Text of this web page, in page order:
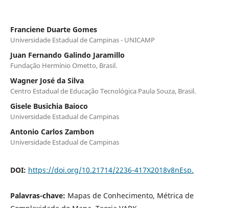
Franciene Duarte Gomes
Universidade Estadual de Campinas - UNICAMP
Juan Fernando Galindo Jaramillo
Fundação Hermínio Ometto, Brasil.
Wagner José da Silva
Centro Estadual de Educação Tecnológica Paula Souza, Brasil.
Gisele Busichia Baioco
Universidade Estadual de Campinas
Antonio Carlos Zambon
Universidade Estadual de Campinas
DOI: https://doi.org/10.21714/2236-417X2018v8nEsp.
Palavras-chave: Mapas de Conhecimento, Métrica de